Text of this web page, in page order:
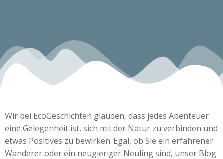
Wir bei EcoGeschichten glauben, dass jedes Abenteuer
eine Gelegenheit ist, sich mit der Natur zu verbinden und
etwas Positives zu bewirken. Egal, ob Sie ein erfahrener
Wanderer oder ein neugieriger Neuling sind, unser Blog